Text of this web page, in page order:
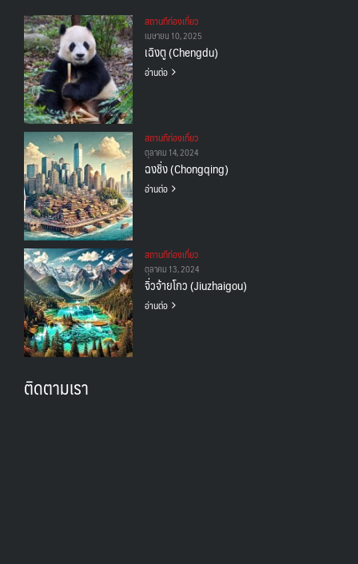
สถานทีท่องเที่ยว
เมษายน 10, 2025
เฉิงตู (Chengdu)
อ่านต่อ
สถานทีท่องเที่ยว
ตุลาคม 14, 2024
ฉงชิ่ง (Chongqing)
อ่านต่อ
สถานทีท่องเที่ยว
ตุลาคม 13, 2024
จิ่วจ้ายโกว (Jiuzhaigou)
อ่านต่อ
ติดตามเรา